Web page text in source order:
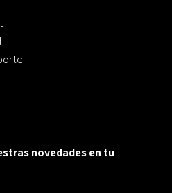
novedades en tu